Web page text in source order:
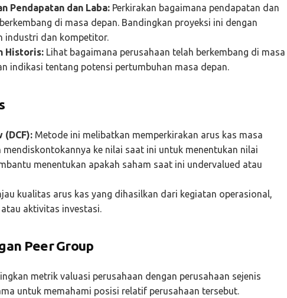
Pendapatan dan Laba: Perkirakan bagaimana pendapatan dan
di masa depan. Bandingkan proyeksi ini dengan
industri dan kompetitor.
Historis: Lihat bagaimana perusahaan telah berkembang di masa
indikasi tentang potensi pertumbuhan masa depan.
(DCF): Metode ini melibatkan memperkirakan arus kas masa
mendiskontokannya ke nilai saat ini untuk menentukan nilai
menentukan apakah saham saat ini undervalued atau
kualitas arus kas yang dihasilkan dari kegiatan operasional,
aktivitas investasi.
Peer Group
metrik valuasi perusahaan dengan perusahaan sejenis
untuk memahami posisi relatif perusahaan tersebut.